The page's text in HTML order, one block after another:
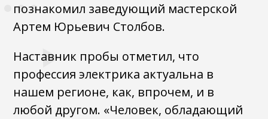
познакомил заведующий мастерской
Артем Юрьевич Столбов.
Наставник пробы отметил, что
профессия электрика актуальна в
нашем регионе, как, впрочем, и в
любой другом. «Человек, обладающий